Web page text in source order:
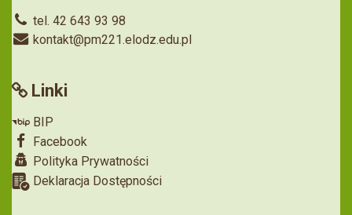
tel. 42 643 93 98
kontakt@pm221.elodz.edu.pl
Linki
BIP
Facebook
Polityka Prywatności
Deklaracja Dostępności